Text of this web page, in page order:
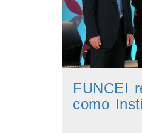
FUNCEI
como